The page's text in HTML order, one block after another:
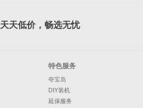
天天低价，畅选无忧
特色服务
夺宝岛
DIY装机
延保服务